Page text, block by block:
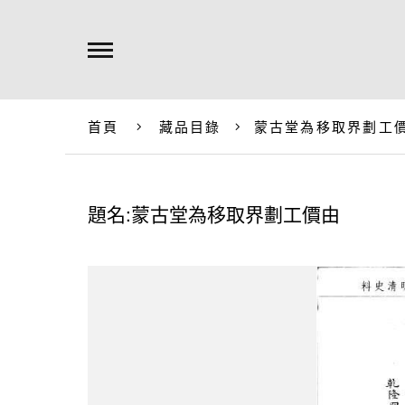
首頁 藏品目錄 蒙古堂為移取界劃工
題名:蒙古堂為移取界劃工價由